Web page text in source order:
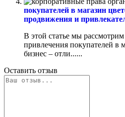
покупателей в магазин
продвижения и
В этой статье мы
привлечения покупателей в
бизнес – отли......
Оставить отзыв